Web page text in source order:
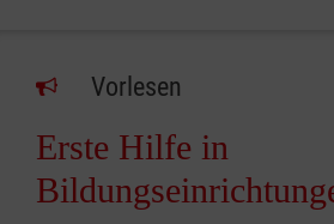
Vorlesen
Erste Hilfe in